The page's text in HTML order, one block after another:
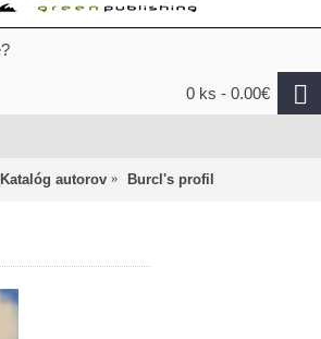
0 ks - 0.00€
Katalóg autorov Burcl's profil